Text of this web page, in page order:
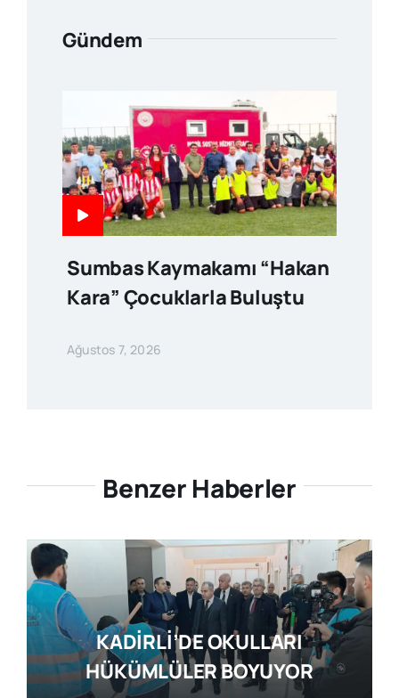
Gündem
Sumbas Kaymakamı “Hakan
Kara” Çocuklarla Buluştu
Ağustos 7, 2026
Benzer Haberler
KADİRLİ’DE OKULLARI
HÜKÜMLÜLER BOYUYOR